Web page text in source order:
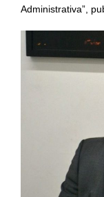
Administrativa”,